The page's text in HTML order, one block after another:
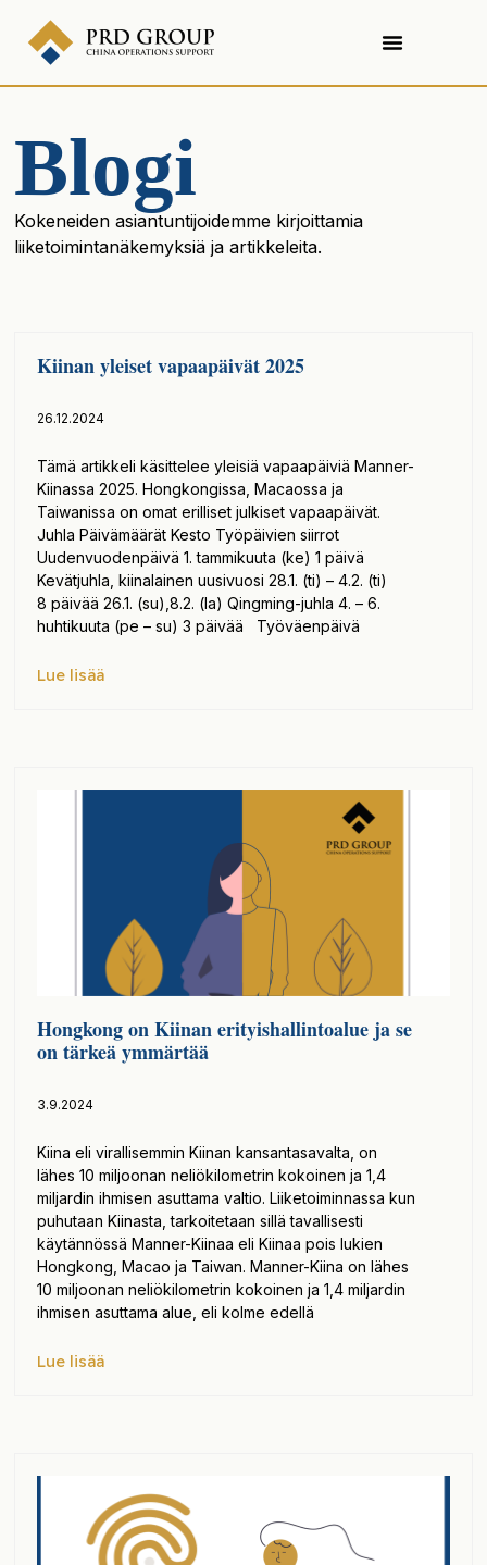
Blogi
Kokeneiden asiantuntijoidemme kirjoittamia
liiketoimintanäkemyksiä ja artikkeleita.
Kiinan yleiset vapaapäivät 2025
26.12.2024
Tämä artikkeli käsittelee yleisiä vapaapäiviä Manner-
Kiinassa 2025. Hongkongissa, Macaossa ja
Taiwanissa on omat erilliset julkiset vapaapäivät.
Juhla Päivämäärät Kesto Työpäivien siirrot
Uudenvuodenpäivä 1. tammikuuta (ke) 1 päivä
Kevätjuhla, kiinalainen uusivuosi 28.1. (ti) – 4.2. (ti)
8 päivää 26.1. (su),8.2. (la) Qingming-juhla 4. – 6.
huhtikuuta (pe – su) 3 päivää Työväenpäivä
Lue lisää
Hongkong on Kiinan erityishallintoalue ja se
on tärkeä ymmärtää
3.9.2024
Kiina eli virallisemmin Kiinan kansantasavalta, on
lähes 10 miljoonan neliökilometrin kokoinen ja 1,4
miljardin ihmisen asuttama valtio. Liiketoiminnassa kun
puhutaan Kiinasta, tarkoitetaan sillä tavallisesti
käytännössä Manner-Kiinaa eli Kiinaa pois lukien
Hongkong, Macao ja Taiwan. Manner-Kiina on lähes
10 miljoonan neliökilometrin kokoinen ja 1,4 miljardin
ihmisen asuttama alue, eli kolme edellä
Lue lisää